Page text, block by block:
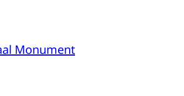
Monument